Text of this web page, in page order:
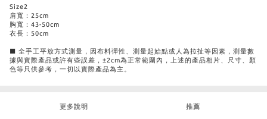
Size2
肩寬：25cm
胸寬：43-50cm
衣長：50cm
■ 全手工平放方式測量，因布料彈性、測量起始點或人為拉扯等因素，測量數
據與實際產品或許有些誤差，±2cm為正常範圍內，上述的產品相片、尺寸、顏
色等只供參考，一切以實際產品為主。
更多說明 推薦